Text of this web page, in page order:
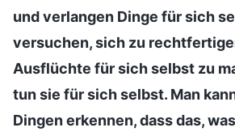
und verlangen Dinge für sich
versuchen, sich zu
Ausflüchte für sich selbst zu
tun sie für sich selbst. Man
Dingen erkennen, dass das,